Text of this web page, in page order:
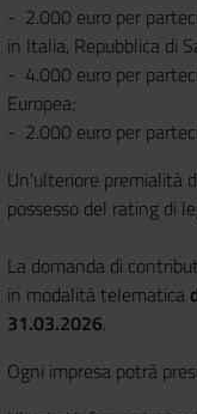
- 2.000 euro per
in Italia, Repubblica di
- 4.000 euro per
Europea;
- 2.000 euro per
Un’ulteriore premialità
possesso del rating di
La domanda di
in modalità telematica
31.03.2026.
Ogni impresa potrà